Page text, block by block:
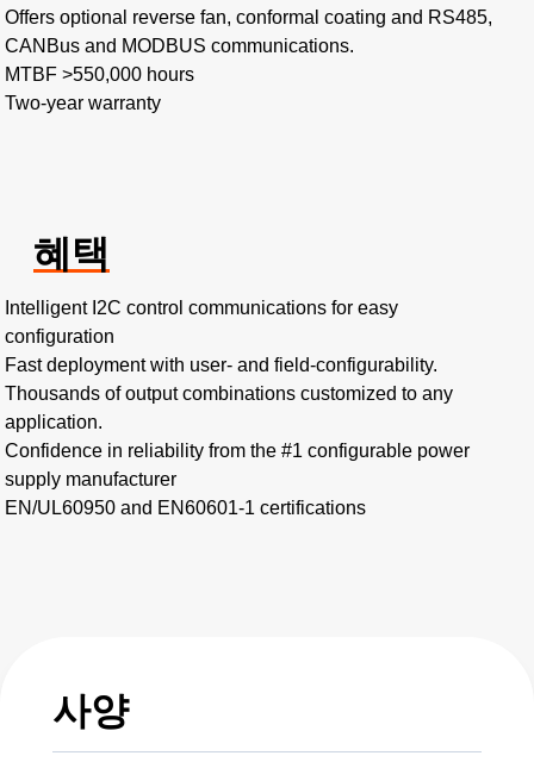
Offers optional reverse fan, conformal coating and RS485,
CANBus and MODBUS communications.
MTBF >550,000 hours​
Two-year warranty​
혜택
Intelligent I2C control communications for easy
configuration​
Fast deployment with user- and field-configurability.​
Thousands of output combinations customized to any
application.​
Confidence in reliability from the #1 configurable power
supply manufacturer
EN/UL60950 and EN60601-1 certifications
사양